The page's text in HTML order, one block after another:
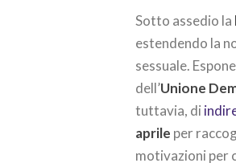
Sotto assedio la
estendendo la
sessuale.
dell’Unione
tuttavia, di
aprile per
motivazioni per